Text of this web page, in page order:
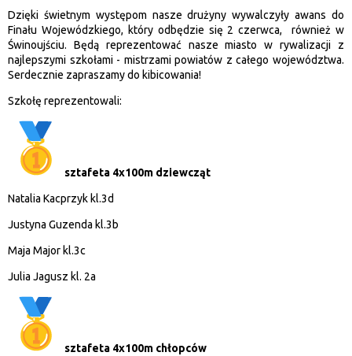
Dzięki świetnym występom nasze drużyny wywalczyły awans do
Finału Wojewódzkiego, który odbędzie się 2 czerwca, również w
Świnoujściu. Będą reprezentować nasze miasto w rywalizacji z
najlepszymi szkołami - mistrzami powiatów z całego województwa.
Serdecznie zapraszamy do kibicowania!
Szkołę reprezentowali:
sztafeta 4x100m dziewcząt
Natalia Kacprzyk kl.3d
Justyna Guzenda kl.3b
Maja Major kl.3c
Julia Jagusz kl. 2a
sztafeta 4x100m chłopców